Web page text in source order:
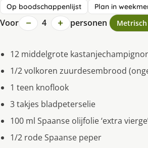
Op boodschappenlijst Plan in
Voor − 4 + personen Metrisch
12 middelgrote
1/2 volkoren zuurdesembrood
1 teen knoflook
3 takjes bladpeterselie
100 ml Spaanse olijfolie ‘extra
1/2 rode Spaanse peper